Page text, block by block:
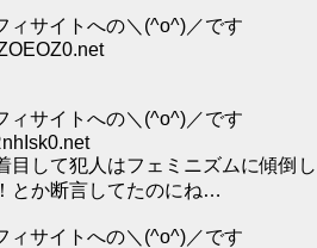
ィサイトへの＼(^o^)／です
ィサイトへの＼(^o^)／です
目して犯人はフェミニズムに傾倒し
とか断言してたのにね…
ィサイトへの＼(^o^)／です